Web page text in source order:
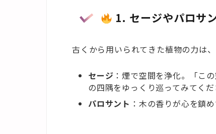
1. セージやパロサ
古くから用いられてきた植物の力は
セージ ：煙で空間を浄化。「こ
の四隅をゆっくり巡ってみてくだ
パロサント ：木の香りが心を鎮